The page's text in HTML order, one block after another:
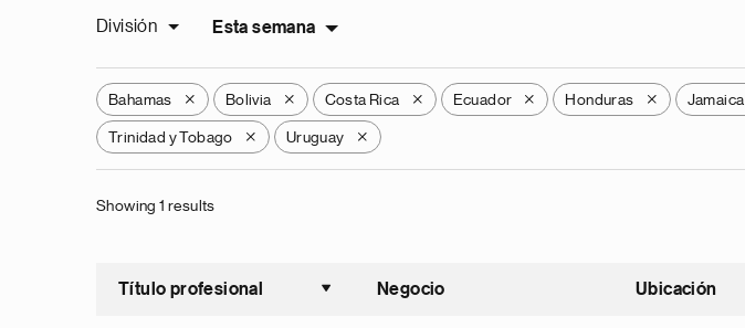
División Esta semana
Bahamas X Bolivia X Costa Rica X Ecuador X Honduras X Jamaica
Trinidad y Tobago X Uruguay X
Showing 1 results
Título profesional
Ordenar ascendente
Negocio Ubicación